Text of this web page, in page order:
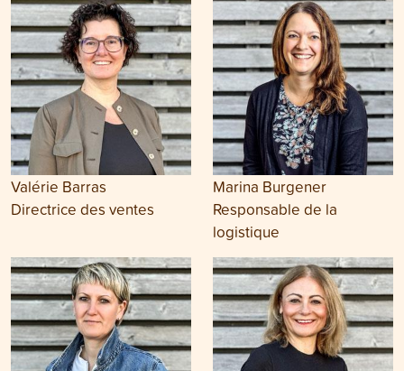
Valérie Barras
Directrice des ventes
Marina Burgener
Responsable de la
logistique